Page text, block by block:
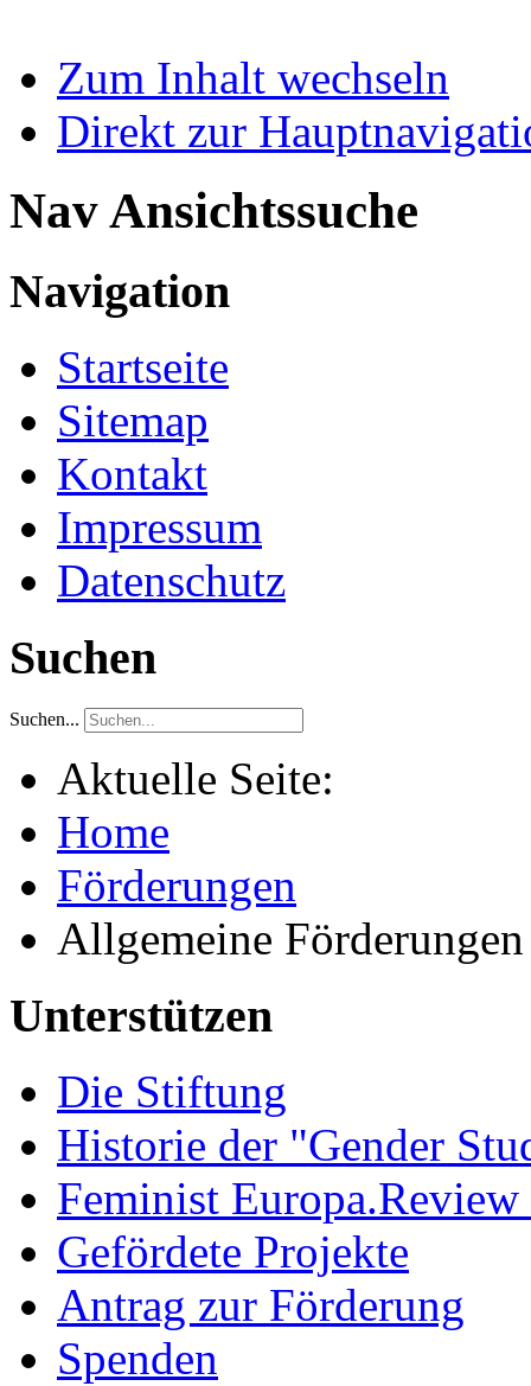
Zum Inhalt wechseln
Direkt zur
Nav Ansichtssuche
Navigation
Startseite
Sitemap
Kontakt
Impressum
Datenschutz
Suchen
Suchen...
Aktuelle Seite:
Home
Förderungen
Allgemeine Förderungen
Unterstützen
Die Stiftung
Historie der "Gender
Feminist
Gefördete Projekte
Antrag zur Förderung
Spenden